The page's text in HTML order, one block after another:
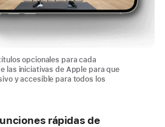
opcionales para cada
las iniciativas de Apple para que
y accesible para todos los
rápidas de